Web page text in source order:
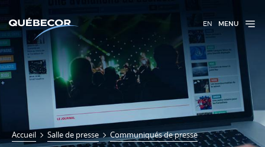
EN MENU
Accueil Salle de presse Communiqués de presse